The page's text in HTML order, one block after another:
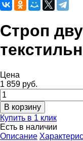
Строп
Цена
1 859 руб.
Купить в 1 клик
Есть в наличии
Описание